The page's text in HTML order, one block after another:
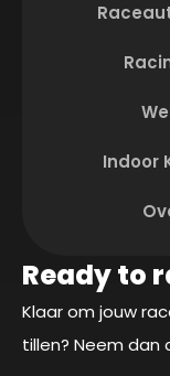
Indoor
Ready to
Klaar om jouw
tillen? Neem